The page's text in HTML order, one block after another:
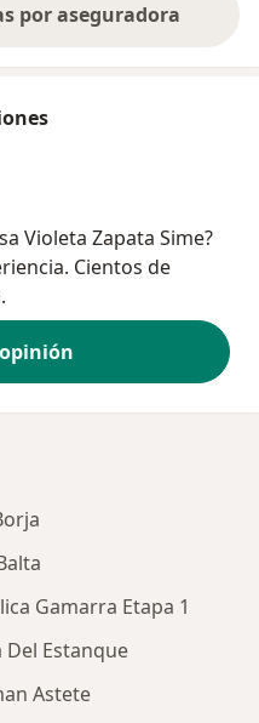
por aseguradora
Violeta Zapata Sime?
Cientos de
Gamarra Etapa 1
Del Estanque
Astete